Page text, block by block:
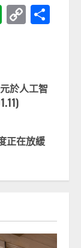
Evernote
Copy
於人工智
正在放緩